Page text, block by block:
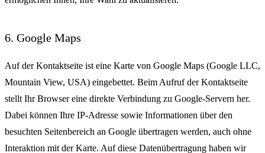
6. Google Maps
Auf der Kontaktseite ist eine Karte von Google Maps (Google LLC,
Mountain View, USA) eingebettet. Beim Aufruf der Kontaktseite
stellt Ihr Browser eine direkte Verbindung zu Google-Servern her.
Dabei können Ihre IP-Adresse sowie Informationen über den
besuchten Seitenbereich an Google übertragen werden, auch ohne
Interaktion mit der Karte. Auf diese Datenübertragung haben wir